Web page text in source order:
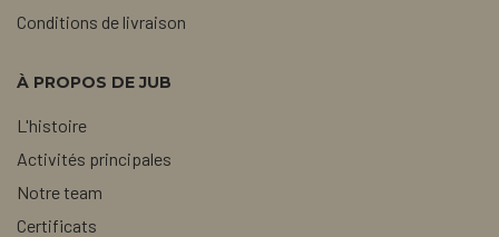
Conditions de livraison
À PROPOS DE JUB
L'histoire
Activités principales
Notre team
Certificats